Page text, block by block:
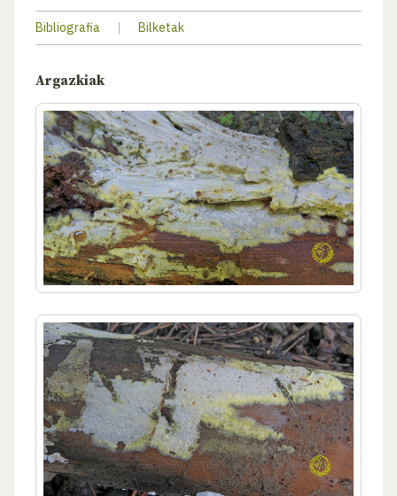
Bibliografia | Bilketak
Argazkiak